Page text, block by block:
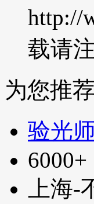
http://
载请
为您推
验光
6000+
上海